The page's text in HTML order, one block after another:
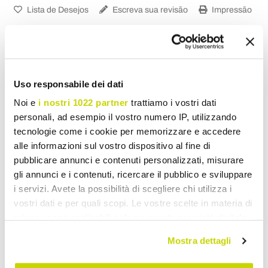
Uso responsabile dei dati
Noi e i nostri 1022 partner trattiamo i vostri dati
personali, ad esempio il vostro numero IP, utilizzando
tecnologie come i cookie per memorizzare e accedere
alle informazioni sul vostro dispositivo al fine di
pubblicare annunci e contenuti personalizzati, misurare
gli annunci e i contenuti, ricercare il pubblico e sviluppare
i servizi. Avete la possibilità di scegliere chi utilizza i
vostri dati e per quali scopi. Le vostre scelte in materia di
modificare o revocare il proprio consenso in qualsiasi
momento dalla Dichiarazione sui cookie o facendo clic
Mostra dettagli
Lista de Desejos Escreva sua revisão Impressão